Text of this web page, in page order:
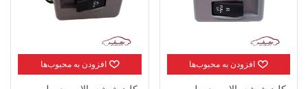
افزودن به محبوب‌ها افزودن به محبوب‌ها